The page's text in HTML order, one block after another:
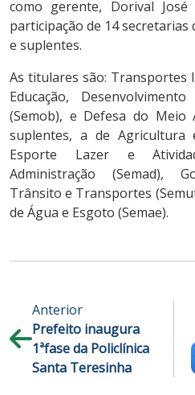
como gerente, Dorival
participação de 14
e suplentes.
As titulares são: Transportes
Educação,
(Semob), e Defesa do Meio
suplentes, a de Agricultura
Esporte Lazer e
Administração (Semad),
Trânsito e Transportes
de Água e Esgoto (Semae).
Anterior
Prefeito inaugura
1ªfase da Policlínica
Santa Teresinha